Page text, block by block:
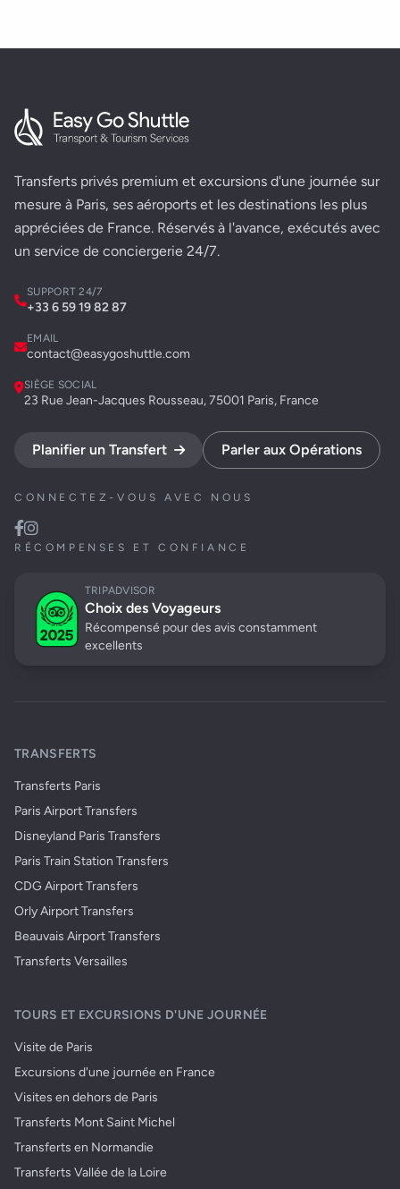
Transferts privés premium et excursions d'une journée sur
mesure à Paris, ses aéroports et les destinations les plus
appréciées de France. Réservés à l'avance, exécutés avec
un service de conciergerie 24/7.
SUPPORT 24/7
+33 6 59 19 82 87
EMAIL
contact@easygoshuttle.com
SIÈGE SOCIAL
23 Rue Jean-Jacques Rousseau, 75001 Paris, France
Planifier un Transfert Parler aux Opérations
CONNECTEZ-VOUS AVEC NOUS
RÉCOMPENSES ET CONFIANCE
TRIPADVISOR
Choix des Voyageurs
Récompensé pour des avis constamment
excellents
TRANSFERTS
Transferts Paris
Paris Airport Transfers
Disneyland Paris Transfers
Paris Train Station Transfers
CDG Airport Transfers
Orly Airport Transfers
Beauvais Airport Transfers
Transferts Versailles
TOURS ET EXCURSIONS D'UNE JOURNÉE
Visite de Paris
Excursions d'une journée en France
Visites en dehors de Paris
Transferts Mont Saint Michel
Transferts en Normandie
Transferts Vallée de la Loire